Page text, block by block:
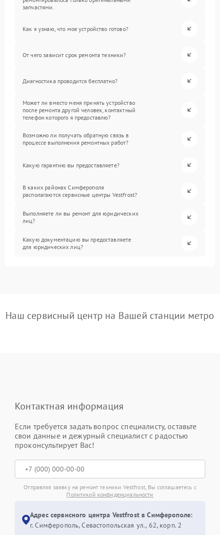
запчастями.
Как я узнаю, что мое устройство готово?
От чего зависит срок ремонта техники?
Диагностика проводится бесплатно?
Может ли вместо меня принять устройство
после ремонта другой человек, контактный
телефон которого я предоставлю?
Возможно ли получать обратную связь в
процессе выполнения ремонтных работ?
Какую гарантию вы предоставляете?
В каких районах Симферополя
располагаются сервисные центры Vestfrost?
Выполняете ли вы ремонт для юридических
лиц?
Какую документацию вы предоставляете
для юридических лиц?
Наш сервисный центр на Вашей станции метро
Контактная информация
Если требуется задать вопрос специалисту, оставьте
свои данные и дежурный специалист с радостью
проконсультирует Вас!
Отправляя заявку на ремонт техники Vestfrost, Вы соглашаетесь с
Политикой конфиденциальности
Адрес сервисного центра Vestfrost в Симферополе:
г. Симферополь, Севастопольская ул., 62, корп. 2